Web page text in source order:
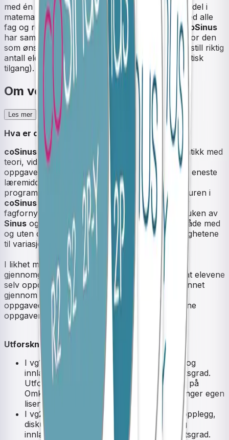
med én innlogging!
coSinus
er et digitalt læremiddel i
matematikk for videregående skole, komplett med alle
fag og ressurser til LK20.
Sinus lærebøker og coSinus
har samme struktur og fungerer godt sammen for den
som ønsker å jobbe både analogt og digitalt. (Bestill riktig
antall elevlisenser. Lærere i gruppen får automatisk
tilgang).
Om verket
Les mer
Hva er coSinus?
coSinus er et heldekkende læremiddel i matematikk med
teori, videoleksjoner (omvendt undervisning) og
oppgaver. Du kan bruke
som klassens eneste
læremiddel i matematikk, eller ta i bruk deler av
programmet som supplement til bøkene. Strukturen i
coSinus er den samme som i Sinus-bøkene for
fagfornyelsen, og det er enkelt å kombinere bruken av
Sinus og coSinusfor de som ønsker å jobbe både med
og uten digitale hjelpemidler og utnytte alle mulighetene
til variasjon.
I likhet med bøkene tilbyr
coSinus
en grundig
gjennomgang av teorien, og legger til rette for at elevene
selv oppdager sentrale sammenhenger, blant annet
gjennom varierte oppgavetyper. I en rikholdig
oppgavedel finner du dessuten blandede og åpne
oppgaver tilpasset ny eksamen.
Utforskning, problemløsning og dybdelæring
I vg1-kursene finnes diskusjonsoppgaver og
innlæringsoppgaver med ulik vanskelighetsgrad.
Utforskende undervisningsopplegg finnes på
Omkring Sinus lærernettsted (læreren trenger egen
lisens til dette).
I vg2 og vg3-kusene finnes utforskende opplegg,
diskusjonsoppgaver, prosjektoppgaver og
innlæringsoppgaver med ulik vanskelighetsgrad.